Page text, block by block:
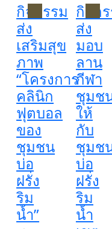
กิจกรรม
ส่ง
เสริมสุข
ภาพ
“โครงการ
คลินิก
ฟุตบอล
ของ
ชุมชน
บ่อ
ฝรั่ง
ริม
น้ำ”
กิจก
ส่ง
มอบ
ลาน
กีฬา
ชุมช
ให้
กับ
ชุมช
บ่อ
ฝรั่ง
ริม
น้ำ